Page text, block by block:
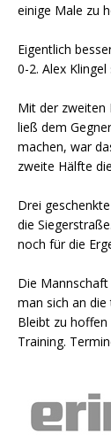
einige Male zu
Eigentlich
0-2. Alex
Mit der zweiten
ließ dem
machen, war
zweite Hälfte
Drei
die
noch für die
Die
man sich an die
Bleibt zu
Training.